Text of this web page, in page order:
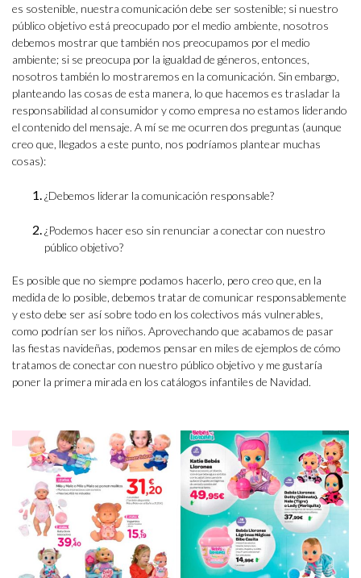
es sostenible, nuestra comunicación debe ser sostenible; si nuestro
público objetivo está preocupado por el medio ambiente, nosotros
debemos mostrar que también nos preocupamos por el medio
ambiente; si se preocupa por la igualdad de géneros, entonces,
nosotros también lo mostraremos en la comunicación. Sin embargo,
planteando las cosas de esta manera, lo que hacemos es trasladar la
responsabilidad al consumidor y como empresa no estamos liderando
el contenido del mensaje. A mí se me ocurren dos preguntas (aunque
creo que, llegados a este punto, nos podríamos plantear muchas
cosas):
¿Debemos liderar la comunicación responsable?
¿Podemos hacer eso sin renunciar a conectar con nuestro
público objetivo?
Es posible que no siempre podamos hacerlo, pero creo que, en la
medida de lo posible, debemos tratar de comunicar responsablemente
y esto debe ser así sobre todo en los colectivos más vulnerables,
como podrían ser los niños. Aprovechando que acabamos de pasar
las fiestas navideñas, podemos pensar en miles de ejemplos de cómo
tratamos de conectar con nuestro público objetivo y me gustaría
poner la primera mirada en los catálogos infantiles de Navidad.